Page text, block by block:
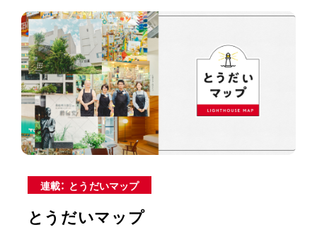
連載： とうだいマップ
とうだいマップ